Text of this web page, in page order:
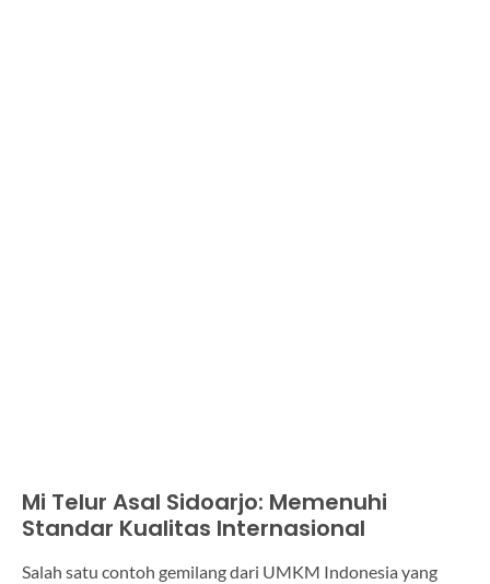
Mi Telur Asal Sidoarjo: Memenuhi
Standar Kualitas Internasional
Salah satu contoh gemilang dari UMKM Indonesia yang